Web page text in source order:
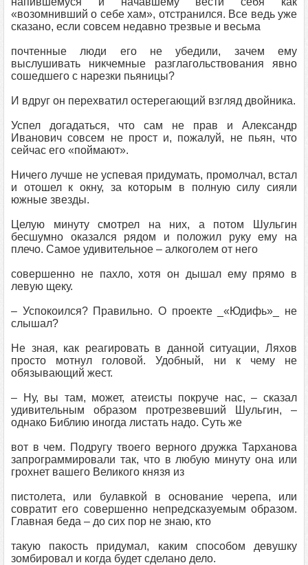
«возомнивший о себе хам», отстранился. Все ведь уже
сказано, если совсем недавно трезвые и весьма
почтенные люди его не убедили, зачем ему
выслушивать никчемные разглагольствования явно
сошедшего с нарезки пьяницы?
И вдруг он перехватил остерегающий взгляд двойника.
Успел догадаться, что сам не прав и Александр
Иванович совсем не прост и, пожалуй, не пьян, что
сейчас его «поймают».
Ничего лучше не успевая придумать, промолчал, встал
и отошел к окну, за которым в полную силу сияли
южные звезды.
Целую минуту смотрел на них, а потом Шульгин
бесшумно оказался рядом и положил руку ему на
плечо. Самое удивительное – алкоголем от него
совершенно не пахло, хотя он дышал ему прямо в
левую щеку.
– Успокоился? Правильно. О проекте _«Юдифь»_ не
слышал?
Не зная, как реагировать в данной ситуации, Ляхов
просто мотнул головой. Удобный, ни к чему не
обязывающий жест.
– Ну, вы там, может, атеисты покруче нас, – сказал
удивительным образом протрезвевший Шульгин, –
однако Библию иногда листать надо. Суть же
вот в чем. Подругу твоего верного дружка Тарханова
запрограммировали так, что в любую минуту она или
грохнет вашего Великого князя из
пистолета, или булавкой в основание черепа, или
совратит его совершенно непредсказуемым образом.
Главная беда – до сих пор не знаю, кто
такую пакость придумал, каким способом девушку
зомбировал и когда будет сделано дело.